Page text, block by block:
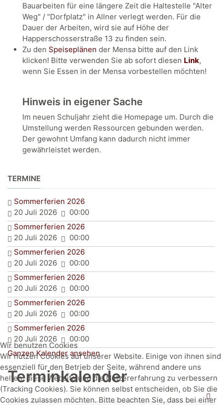
Bauarbeiten für eine längere Zeit die Haltestelle "Alter
Weg" / "Dorfplatz" in Allner verlegt werden. Für die
Dauer der Arbeiten, wird sie auf Höhe der
Happerschosserstraße 13 zu finden sein.
Zu den Speiseplänen der Mensa bitte auf den Link
klicken! Bitte verwenden Sie ab sofort diesen Link,
wenn Sie Essen in der Mensa vorbestellen möchten!
Hinweis in eigener Sache
Im neuen Schuljahr zieht die Homepage um. Durch die
Umstellung werden Ressourcen gebunden werden.
Der gewohnt Umfang kann dadurch nicht immer
gewährleistet werden.
TERMINE
Sommerferien 2026
20 Juli 2026
00:00
Sommerferien 2026
20 Juli 2026
00:00
Sommerferien 2026
20 Juli 2026
00:00
Sommerferien 2026
20 Juli 2026
00:00
Sommerferien 2026
20 Juli 2026
00:00
Sommerferien 2026
20 Juli 2026
00:00
Ganzen Kalender ansehen
Terminkalender
Wir benutzen Cookies
Wir nutzen Cookies auf unserer Website. Einige von ihnen sind
essenziell für den Betrieb der Seite, während andere uns
helfen, diese Website und die Nutzererfahrung zu verbessern
(Tracking Cookies). Sie können selbst entscheiden, ob Sie die
Cookies zulassen möchten. Bitte beachten Sie, dass bei einer